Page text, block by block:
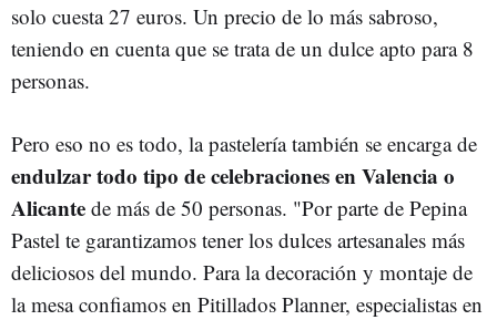
solo cuesta 27 euros. Un precio de lo más sabroso,
teniendo en cuenta que se trata de un dulce apto para 8
personas.
Pero eso no es todo, la pastelería también se encarga de
endulzar todo tipo de celebraciones en Valencia o
Alicante de más de 50 personas. "Por parte de Pepina
Pastel te garantizamos tener los dulces artesanales más
deliciosos del mundo. Para la decoración y montaje de
la mesa confiamos en Pitillados Planner, especialistas en